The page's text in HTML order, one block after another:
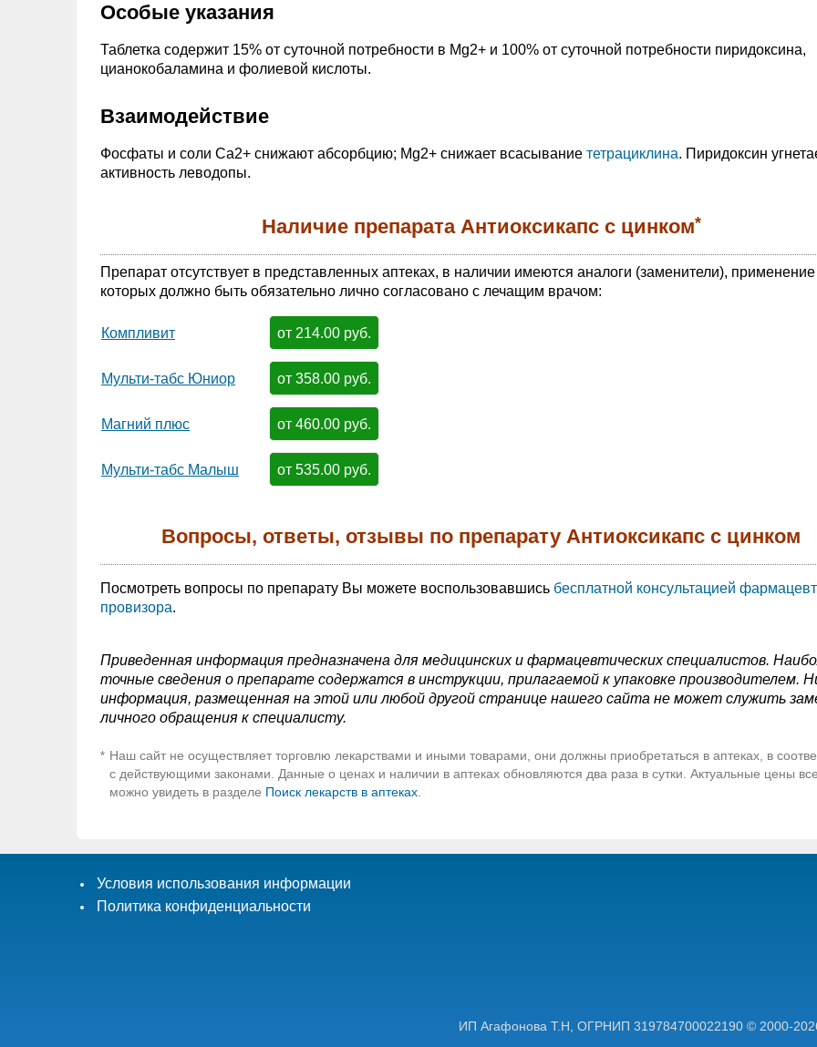
Особые указания
Таблетка содержит 15% от суточной потребности в Mg2+ и 100% от суточной потребности пиридоксина,
цианокобаламина и фолиевой кислоты.
Взаимодействие
Фосфаты и соли Ca2+ снижают абсорбцию; Mg2+ снижает всасывание тетрациклина. Пиридоксин
активность леводопы.
Наличие препарата Антиоксикапс с цинком*
Препарат отсутствует в представленных аптеках, в наличии имеются аналоги (заменители), применение
которых должно быть обязательно лично согласовано с лечащим врачом:
Компливит от 214.00 руб.
Мульти-табс Юниор от 358.00 руб.
Магний плюс от 460.00 руб.
Мульти-табс Малыш от 535.00 руб.
Вопросы, ответы, отзывы по препарату Антиоксикапс с цинком
Посмотреть вопросы по препарату Вы можете воспользовавшись бесплатной консультацией
провизора.
Приведенная информация предназначена для медицинских и фармацевтических специалистов.
точные сведения о препарате содержатся в инструкции, прилагаемой к упаковке производителем.
информация, размещенная на этой или любой другой странице нашего сайта не может служить
личного обращения к специалисту.
* Наш сайт не осуществляет торговлю лекарствами и иными товарами, они должны приобретаться в аптеках, в
с действующими законами. Данные о ценах и наличии в аптеках обновляются два раза в сутки. Актуальные цены
можно увидеть в разделе Поиск лекарств в аптеках
Условия использования информации
Политика конфиденциальности
ИП Агафонова Т.Н, ОГРНИП 319784700022190 © 2000-